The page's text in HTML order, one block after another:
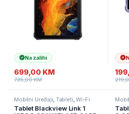
Na zalihi
699,00 KM
735,00KM
Mobilni Uređaji Tableti ,Wi-Fi
Tablet Blackview Link 1